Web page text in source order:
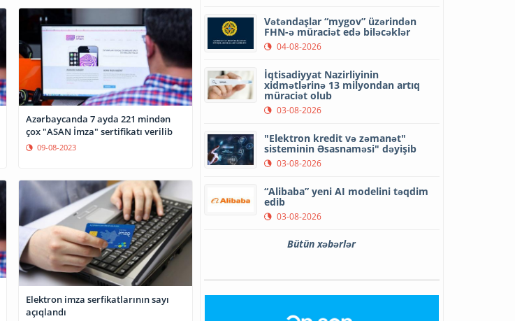
Azərbaycanda 7 ayda 221 mindən
çox "ASAN İmza" sertifikatı verilib
09-08-2023
Elektron imza serfikatlarının sayı
açıqlandı
Vətəndaşlar “mygov” üzərindən
FHN-ə müraciət edə biləcəklər
04-08-2026
İqtisadiyyat Nazirliyinin
xidmətlərinə 13 milyondan artıq
müraciət olub
03-08-2026
"Elektron kredit və zəmanət"
sisteminin Əsasnaməsi" dəyişib
03-08-2026
“Alibaba” yeni AI modelini təqdim
edib
03-08-2026
Bütün xəbərlər